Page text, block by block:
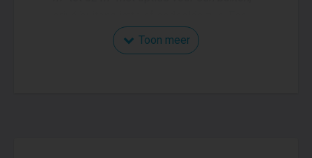
ideale keuze voor starters die dromen van
een duurzame toekomst. Alle woningen
Toon meer